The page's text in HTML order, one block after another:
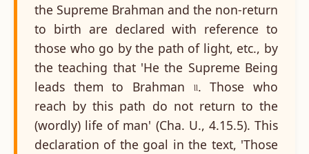
the Supreme Brahman and the non-return
to birth are declared with reference to
those who go by the path of light, etc., by
the teaching that 'He the Supreme Being
leads them to Brahman ৷৷. Those who
reach by this path do not return to the
(wordly) life of man' (Cha. U., 4.15.5). This
declaration of the goal in the text, 'Those